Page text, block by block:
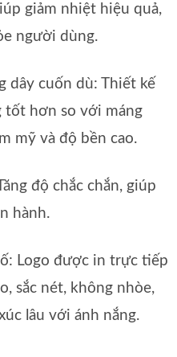
giảm nhiệt hiệu quả,
người dùng.
dây cuốn dù: Thiết kế
tốt hơn so với máng
mỹ và độ bền cao.
độ chắc chắn, giúp
hành.
Logo được in trực tiếp
sắc nét, không nhòe,
lâu với ánh nắng.